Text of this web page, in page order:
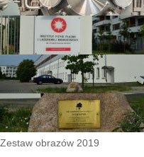
Zestaw obrazów 2019